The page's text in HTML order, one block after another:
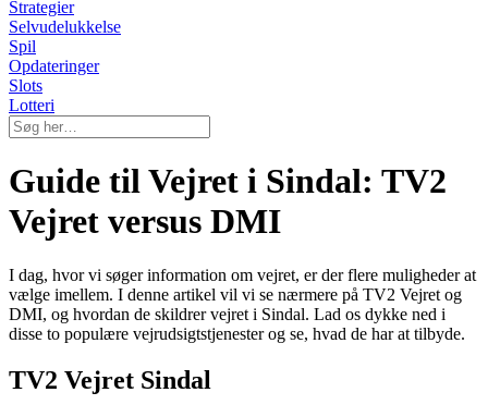
Strategier
Selvudelukkelse
Spil
Opdateringer
Slots
Lotteri
Guide til Vejret i Sindal: TV2
Vejret versus DMI
I dag, hvor vi søger information om vejret, er der flere muligheder at
vælge imellem. I denne artikel vil vi se nærmere på TV2 Vejret og
DMI, og hvordan de skildrer vejret i Sindal. Lad os dykke ned i
disse to populære vejrudsigtstjenester og se, hvad de har at tilbyde.
TV2 Vejret Sindal